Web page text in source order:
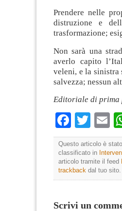
Prendere nelle
distruzione e
trasformazione;
Non sarà una
averlo capito
veleni, e la sinistra
salvezza; nessun
Editoriale di prima
Questo articolo è
classificato in
articolo tramite il feed
trackback dal tuo sito.
Scrivi un